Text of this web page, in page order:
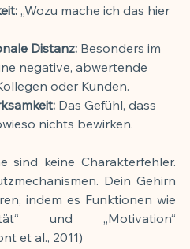
„Wozu mache ich das hier
Distanz: Besonders im
negative, abwertende
oder Kunden.
Das Gefühl, dass
nichts bewirken.
sind keine Charakterfehler.
Dein Gehirn
indem es Funktionen wie
und „Motivation“
et al., 2011)